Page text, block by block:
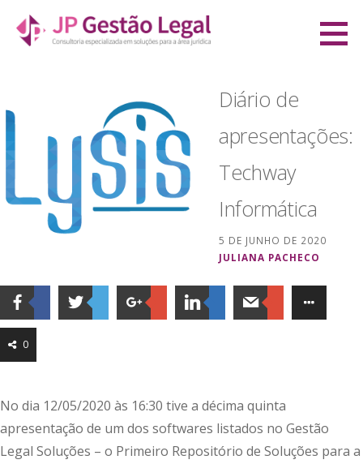
direto
Diário de
apresentações:
Techway
Informática
5 DE JUNHO DE 2020
JULIANA PACHECO
0
No dia 12/05/2020 às 16:30 tive a décima quinta
apresentação de um dos softwares listados no Gestão
Legal Soluções – o Primeiro Repositório de Soluções para a